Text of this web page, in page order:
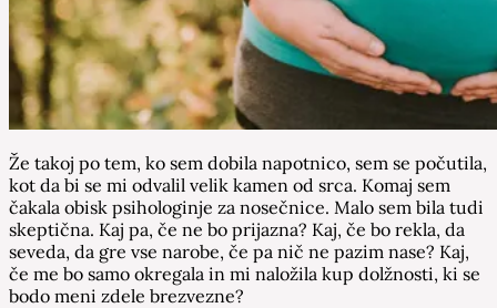
Že takoj po tem, ko sem dobila napotnico, sem se počutila,
kot da bi se mi odvalil velik kamen od srca. Komaj sem
čakala obisk psihologinje za nosečnice. Malo sem bila tudi
skeptična. Kaj pa, če ne bo prijazna? Kaj, če bo rekla, da
seveda, da gre vse narobe, če pa nič ne pazim nase? Kaj,
če me bo samo okregala in mi naložila kup dolžnosti, ki se
bodo meni zdele brezvezne?